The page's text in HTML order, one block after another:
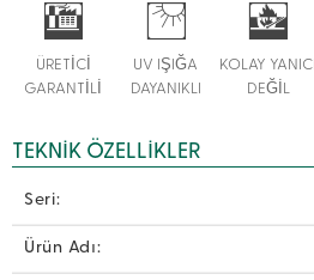
ÜRETİCİ
GARANTİLİ
UV IŞIĞA
DAYANIKLI
KOLAY YANICI
DEĞİL
TEKNIK ÖZELLIKLER
Seri:
Ürün Adı: